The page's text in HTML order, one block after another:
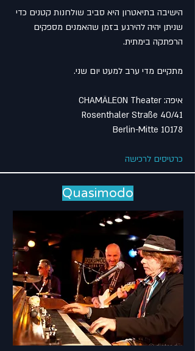
הישיבה בתיאטרון היא סביב שולחנות קטנים כדי
שניתן יהיה להירגע בזמן שהאמנים מספקים
הרפתקה בימתית.
מתקיים מדי ערב למעט יום שני.
איפה: CHAMÄLEON Theater
Rosenthaler Straße 40/41
10178 Berlin-Mitte
כרטיסים לרכישה
Quasimodo